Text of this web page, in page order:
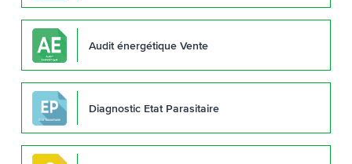
Audit énergétique Vente
Diagnostic Etat Parasitaire